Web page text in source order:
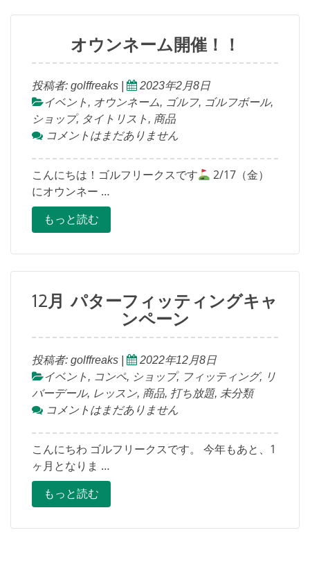
オウンネーム開催！！
投稿者: golffreaks
2023年2月8日
イベント , オウンネーム, ゴルフ, ゴルフボール,
ショップ, タイトリスト , 商品
コメントはまだありません
こんにちは！ゴルフリークスです
2/17（金）
にオウンネー …
もっと読む
12月 パターフィッティングキャ
ンペーン
投稿者: golffreaks
2022年12月8日
イベント , コンペ, ショップ, フィッティング, リ
バーデール, レッスン, 商品, 打ち放題, 未分類
コメントはまだありません
こんにちわ ゴルフリークスです。 今年もあと、1
ヶ月となりま …
もっと読む